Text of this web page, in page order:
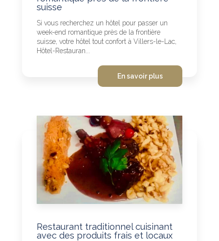
suisse
Si vous recherchez un hôtel pour passer un
week-end romantique près de la frontière
suisse, votre hôtel tout confort à Villers-le-Lac,
Hôtel-Restauran...
En savoir plus
Restaurant traditionnel cuisinant
avec des produits frais et locaux